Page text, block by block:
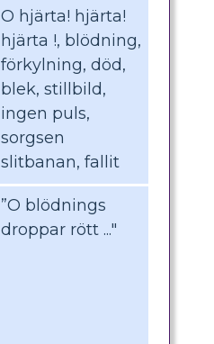
O hjärta! hjärta!
hjärta !, blödning,
förkylning, död,
blek, stillbild,
ingen puls,
sorgsen
slitbanan, fallit
”O blödnings
droppar rött ..."